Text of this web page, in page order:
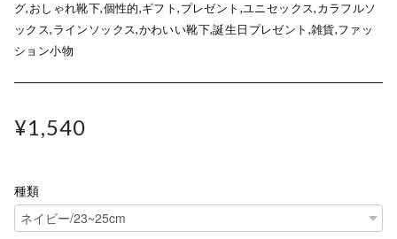
グ,おしゃれ靴下,個性的,ギフト,プレゼント,ユニセックス,カラフルソ
ックス,ラインソックス,かわいい靴下,誕生日プレゼント,雑貨,ファッ
ション小物
¥1,540
種類